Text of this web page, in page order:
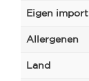
Eigen import
Allergenen
Land